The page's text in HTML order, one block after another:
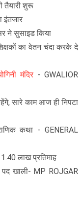
तैयारी शुरू
इंतजार
ने सुसाइड किया
का वेतन चंदा करके दे
मंदिर - GWALIOR
सारे काम आज ही निपटा
कथा - GENERAL
लाख प्रतिमाह
खाली- MP ROJGAR